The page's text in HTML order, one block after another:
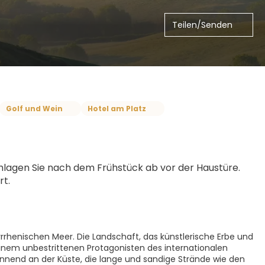
Teilen/Senden
Golf und Wein Hotel am Platz
Sie nach dem Frühstück ab vor der Haustüre.
Meer. Die Landschaft, das künstlerische Erbe und
unbestrittenen Protagonisten des internationalen
an der Küste, die lange und sandige Strände wie den